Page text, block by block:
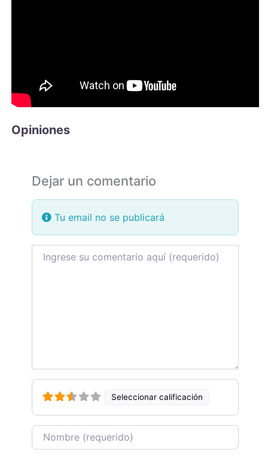
Opiniones
Dejar un comentario
Tu email no se publicará
Review text
Seleccionar calificación
Name